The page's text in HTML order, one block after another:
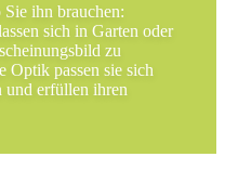
ihn brauchen:
sich in Garten oder
zu
Optik passen sie sich
und erfüllen ihren